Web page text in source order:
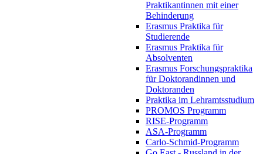
Praktikantinnen mit einer
Behinderung
Erasmus Praktika für
Studierende
Erasmus Praktika für
Absolventen
Erasmus Forschungspraktika
für Doktorandinnen und
Doktoranden
Praktika im Lehramtsstudium
PROMOS Programm
RISE-Programm
ASA-Programm
Carlo-Schmid-Programm